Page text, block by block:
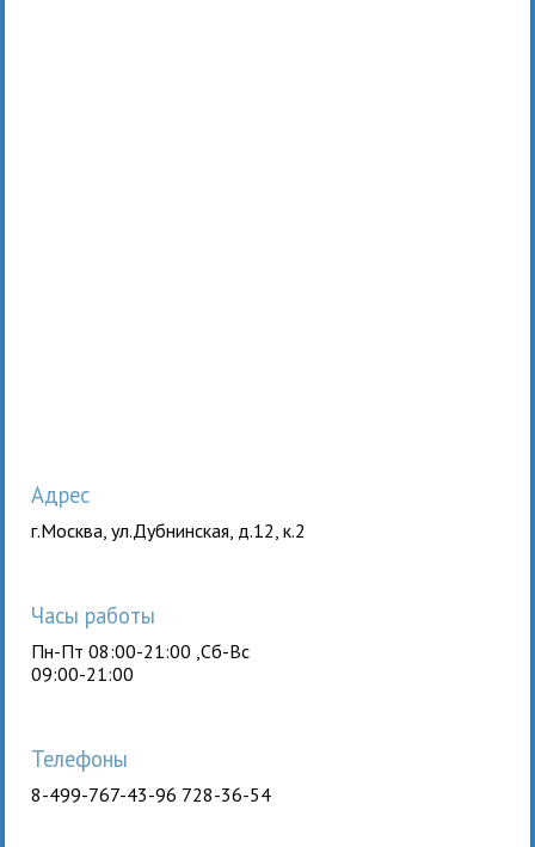
Адрес
г.Москва, ул.Дубнинская, д.12, к.2
Часы работы
Пн-Пт 08:00-21:00 ,Сб-Вс
09:00-21:00
Телефоны
8-499-767-43-96 728-36-54